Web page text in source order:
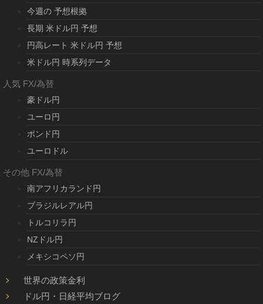
今週の 予想根拠
長期 米ドル円 予想
円高レート 米ドル円 予想
米ドル円 時系列データ
人気 FX/為替
豪ドル円
ユーロ円
ポンド円
ユーロドル
その他 FX/為替
南アフリカランド円
ブラジルレアル円
トルコリラ円
NZドル円
メキシコペソ円
世界の政策金利
ドル円・日経平均ブログ